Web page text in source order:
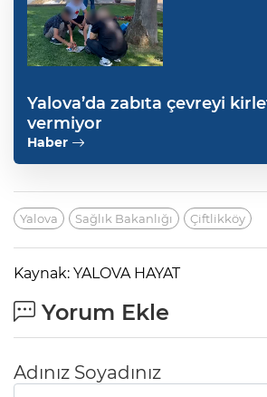
Yalova’da zabıta çevreyi
vermiyor
Haber
Yalova Sağlık Bakanlığı Çiftlikköy
Kaynak: YALOVA HAYAT
Yorum Ekle
Adınız Soyadınız